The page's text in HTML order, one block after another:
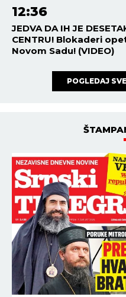
12:36
JEDVA DA IH JE
CENTRU! Blokaderi
Novom Sadu! (VIDEO)
POGLEDAJ